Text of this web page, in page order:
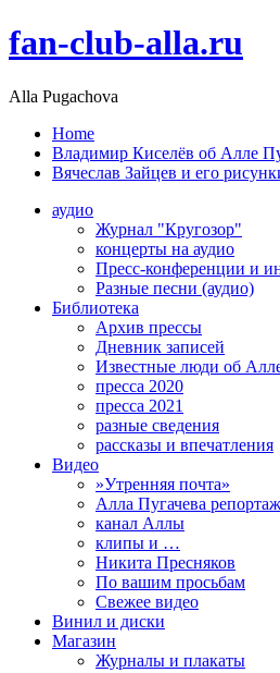
fan-club-alla.ru
Alla Pugachova
Home
Владимир Киселёв об Алле
Вячеслав Зайцев и его
аудио
Журнал "Кругозор"
концерты на аудио
Пресс-конференции и
Разные песни (аудио)
Библиотека
Архив прессы
Дневник записей
Известные люди об
пресса 2020
пресса 2021
разные сведения
рассказы и впечатления
Видео
»Утренняя почта»
Алла Пугачева
канал Аллы
клипы и …
Никита Пресняков
По вашим просьбам
Свежее видео
Винил и диски
Магазин
Журналы и плакаты